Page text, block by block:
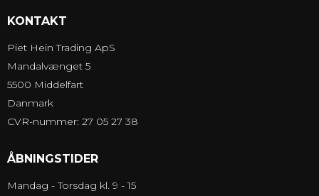
KONTAKT
Piet Hein Trading ApS
Mandalvænget 5
5500 Middelfart
Danmark
CVR-nummer: 27 05 27 38
ÅBNINGSTIDER
Mandag - Torsdag kl. 9 - 15